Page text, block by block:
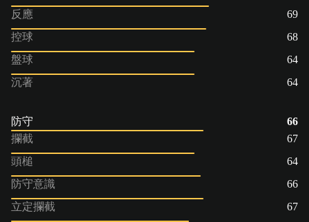
反應
69
控球
68
盤球
64
沉著
64
防守
66
攔截
67
頭槌
64
防守意識
66
立定攔截
67